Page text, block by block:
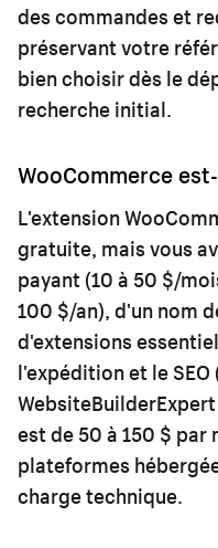
des commandes et
préservant votre
bien choisir dès le
recherche initial.
WooCommerce
L'extension
gratuite, mais vous
payant (10 à 50 $/
100 $/an), d'un nom
d'extensions
l'expédition et le
est de 50 à 150 $
plateformes
charge technique.